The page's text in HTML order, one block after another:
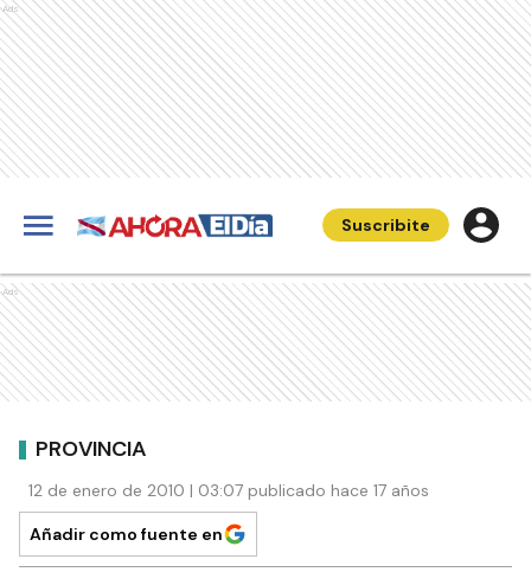
Ads
Suscribite
Ads
PROVINCIA
12 de enero de 2010 | 03:07 publicado hace 17 años
Añadir como fuente en